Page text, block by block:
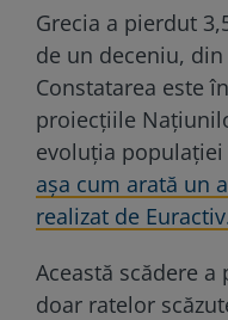
Grecia a pierdut
de un deceniu,
Constatarea este
proiecțiile
evoluția
așa cum arată un
realizat de
Această scădere
doar ratelor